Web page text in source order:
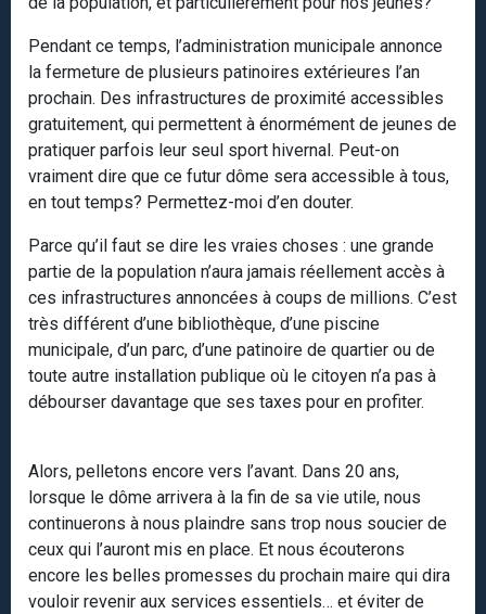
Pendant ce temps, l’administration municipale annonce
la fermeture de plusieurs patinoires extérieures l’an
prochain. Des infrastructures de proximité accessibles
gratuitement, qui permettent à énormément de jeunes de
pratiquer parfois leur seul sport hivernal. Peut-on
vraiment dire que ce futur dôme sera accessible à tous,
en tout temps? Permettez-moi d’en douter.
Parce qu’il faut se dire les vraies choses : une grande
partie de la population n’aura jamais réellement accès à
ces infrastructures annoncées à coups de millions. C’est
très différent d’une bibliothèque, d’une piscine
municipale, d’un parc, d’une patinoire de quartier ou de
toute autre installation publique où le citoyen n’a pas à
débourser davantage que ses taxes pour en profiter.
Alors, pelletons encore vers l’avant. Dans 20 ans,
lorsque le dôme arrivera à la fin de sa vie utile, nous
continuerons à nous plaindre sans trop nous soucier de
ceux qui l’auront mis en place. Et nous écouterons
encore les belles promesses du prochain maire qui dira
vouloir revenir aux services essentiels… et éviter de